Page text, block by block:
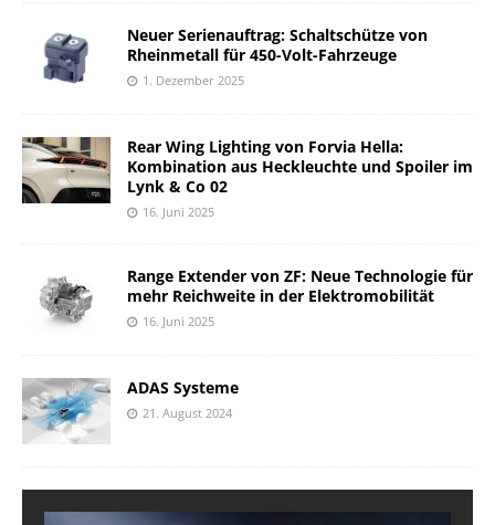
Neuer Serienauftrag: Schaltschütze von
Rheinmetall für 450-Volt-Fahrzeuge
1. Dezember 2025
Rear Wing Lighting von Forvia Hella:
Kombination aus Heckleuchte und Spoiler im
Lynk & Co 02
16. Juni 2025
Range Extender von ZF: Neue Technologie für
mehr Reichweite in der Elektromobilität
16. Juni 2025
ADAS Systeme
21. August 2024